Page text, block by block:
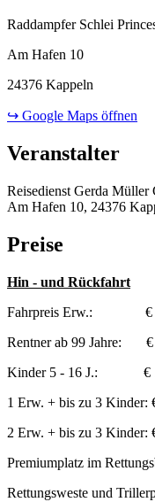
Raddampfer Schlei
Am Hafen 10
24376 Kappeln
↪ Google Maps öffnen
Veranstalter
Reisedienst Gerda
Am Hafen 10, 24376
Preise
Hin - und Rückfahrt
Fahrpreis Erw.: €
Rentner ab 99 Jahre: €
Kinder 5 - 16 J.: €
1 Erw. + bis zu 3 Kinder:
2 Erw. + bis zu 3 Kinder:
Premiumplatz im
Rettungsweste und